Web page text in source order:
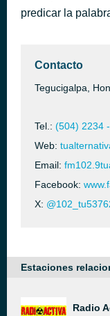
predicar la
Contacto
Tegucigalpa,
Tel.: (504) 2234
Web:
Email:
Facebook:
X:
Estaciones
Radio